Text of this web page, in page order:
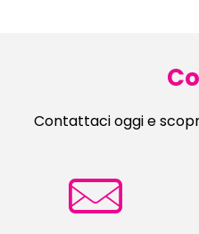
Contattaci oggi e